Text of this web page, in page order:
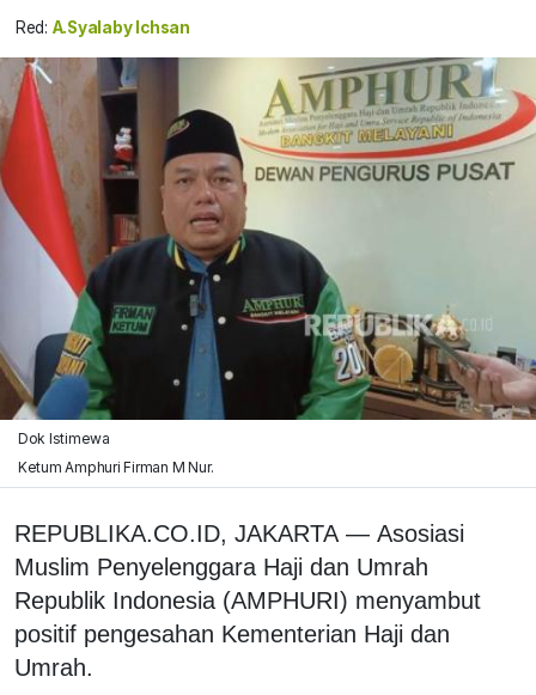
Red: A.Syalaby Ichsan
Dok Istimewa
Ketum Amphuri Firman M Nur.
REPUBLIKA.CO.ID, JAKARTA — Asosiasi
Muslim Penyelenggara Haji dan Umrah
Republik Indonesia (AMPHURI) menyambut
positif pengesahan Kementerian Haji dan
Umrah.